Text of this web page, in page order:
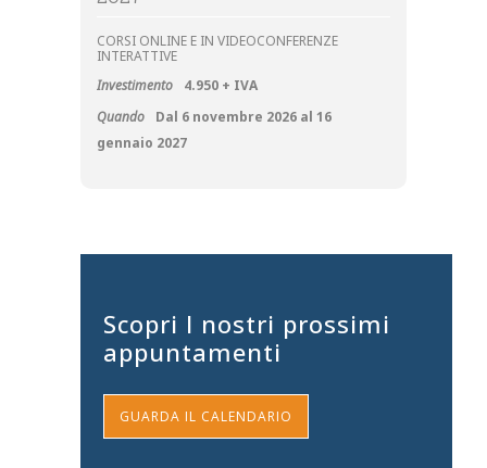
CORSI ONLINE E IN VIDEOCONFERENZE
INTERATTIVE
Investimento
4.950 + IVA
Quando
Dal 6 novembre 2026 al 16
gennaio 2027
Scopri I nostri prossimi
appuntamenti
GUARDA IL CALENDARIO